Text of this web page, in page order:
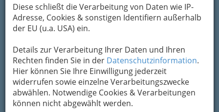
Diese schließt die Verarbeitung von Daten wie IP-
Adresse, Cookies & sonstigen Identifiern außerhalb
der EU (u.a. USA) ein.
Details zur Verarbeitung Ihrer Daten und Ihren
Rechten finden Sie in der Datenschutzinformation.
Hier können Sie Ihre Einwilligung jederzeit
widerrufen sowie einzelne Verarbeitungszwecke
abwählen. Notwendige Cookies & Verarbeitungen
können nicht abgewählt werden.
Gerberinnen haben wir hier für Sie aufgelistet!
Bezirksauswahl
Alle Bezirke
Kürschnerei Miroslava
Dupkanicova
Keplerstraße 79, 8020 Graz